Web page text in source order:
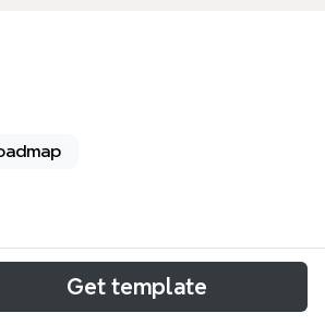
'u- learning y u- portafolio' explora
learning al u-learning y el papel
Get template